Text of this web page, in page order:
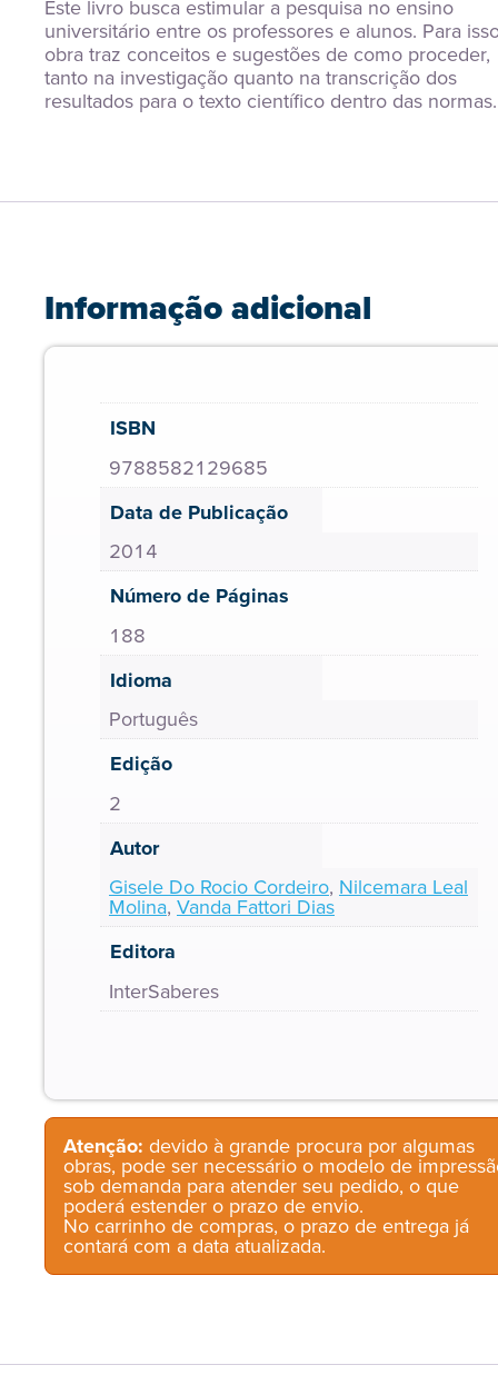
Este livro busca estimular a pesquisa no ensino
universitário entre os professores e alunos. Para
obra traz conceitos e sugestões de como proceder,
tanto na investigação quanto na transcrição dos
resultados para o texto científico dentro das normas.
Informação adicional
ISBN
9788582129685
Data de Publicação
2014
Número de Páginas
188
Idioma
Português
Edição
2
Autor
Gisele Do Rocio Cordeiro, Nilcemara Leal
Molina, Vanda Fattori Dias
Editora
InterSaberes
Atenção: devido à grande procura por algumas
obras, pode ser necessário o modelo de
sob demanda para atender seu pedido, o que
poderá estender o prazo de envio.
No carrinho de compras, o prazo de entrega já
contará com a data atualizada.